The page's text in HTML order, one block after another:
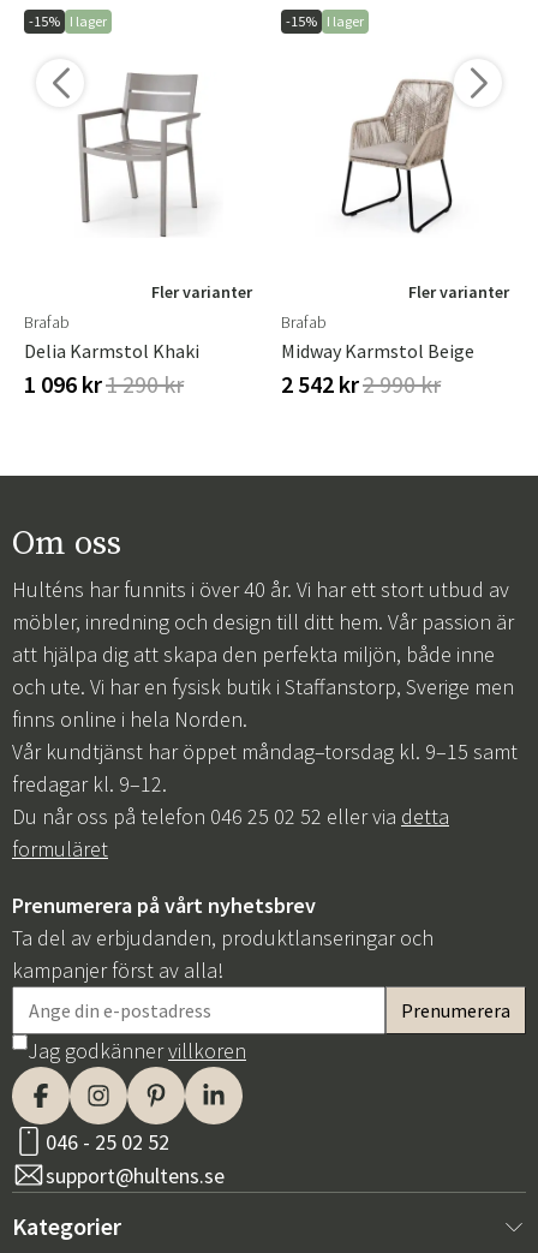
-15% I lager
Fler varianter
Brafab
Delia Karmstol Khaki
1 096 kr1 290 kr
-15% I lager
Fler varianter
Brafab
Midway Karmstol Beige
2 542 kr2 990 kr
Om oss
Hulténs har funnits i över 40 år. Vi har ett stort utbud av
möbler, inredning och design till ditt hem. Vår passion är
att hjälpa dig att skapa den perfekta miljön, både inne
och ute. Vi har en fysisk butik i Staffanstorp, Sverige men
finns online i hela Norden.
Vår kundtjänst har öppet måndag–torsdag kl. 9–15 samt
fredagar kl. 9–12.
Du når oss på telefon 046 25 02 52 eller via detta
formuläret
Prenumerera på vårt nyhetsbrev
Ta del av erbjudanden, produktlanseringar och
kampanjer först av alla!
Jag godkännervillkoren
046 - 25 02 52
support@hultens.se
Kategorier